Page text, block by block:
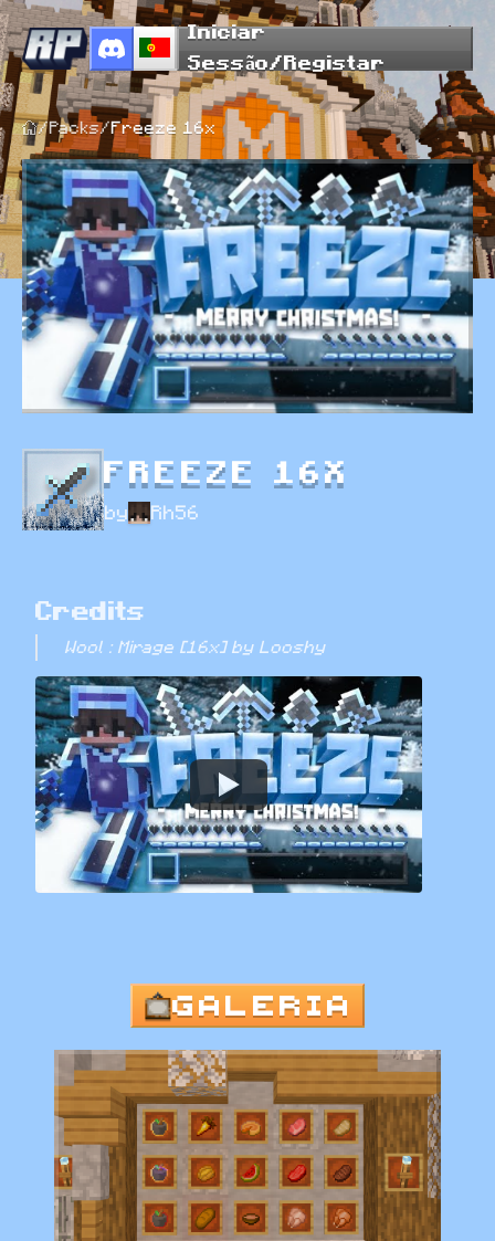
Iniciar
Sessão/Registar
/ Packs/ Freeze 16x
FREEZE 16X
by Rh56
Credits
Wool : Mirage [16x] by Looshy
GALERIA